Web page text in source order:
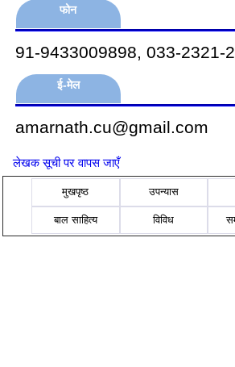
फोन
91-9433009898, 033-2321-
ई-मेल
amarnath.cu@gmail.com
लेखक सूची पर वापस जाएँ
मुखपृष्ठ उपन्यास
बाल साहित्य विविध